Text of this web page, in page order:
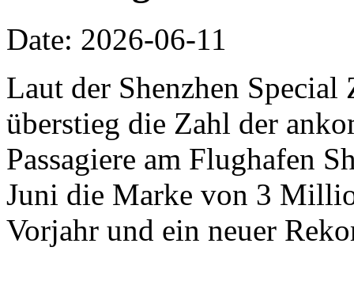
Date: 2026-06-11
Laut der Shenzhen
überstieg die Zahl der
Passagiere am Flughafen
Juni die Marke von 3
Vorjahr und ein neuer